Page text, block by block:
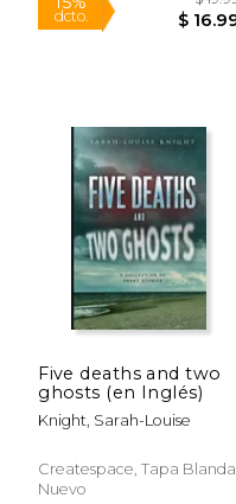
Five deaths and two
ghosts (en Inglés)
Knight, Sarah-Louise
Createspace, Tapa Blanda,
Nuevo